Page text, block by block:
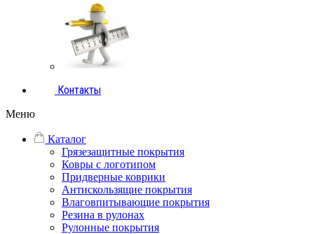
Контакты
Меню
Каталог
Грязезащитные покрытия
Ковры с логотипом
Придверные коврики
Антискользящие покрытия
Влаговпитывающие покрытия
Резина в рулонах
Рулонные покрытия